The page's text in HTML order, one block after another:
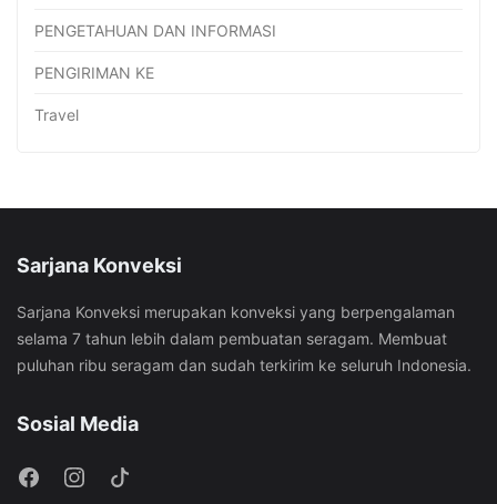
PENGETAHUAN DAN INFORMASI
PENGIRIMAN KE
Travel
Sarjana Konveksi
Sarjana Konveksi merupakan konveksi yang berpengalaman
selama 7 tahun lebih dalam pembuatan seragam. Membuat
puluhan ribu seragam dan sudah terkirim ke seluruh Indonesia.
Sosial Media